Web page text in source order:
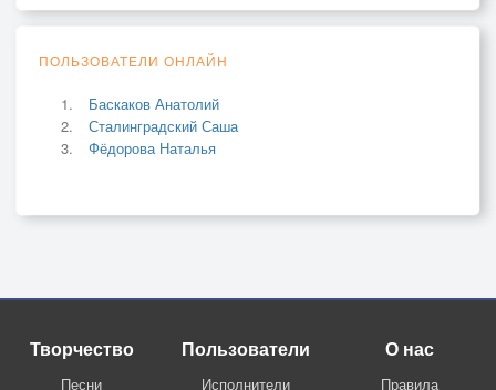
ПОЛЬЗОВАТЕЛИ ОНЛАЙН
Баскаков Анатолий
Сталинградский Саша
Фёдорова Наталья
Творчество
Песни
Пользователи
Исполнители
О нас
Правила